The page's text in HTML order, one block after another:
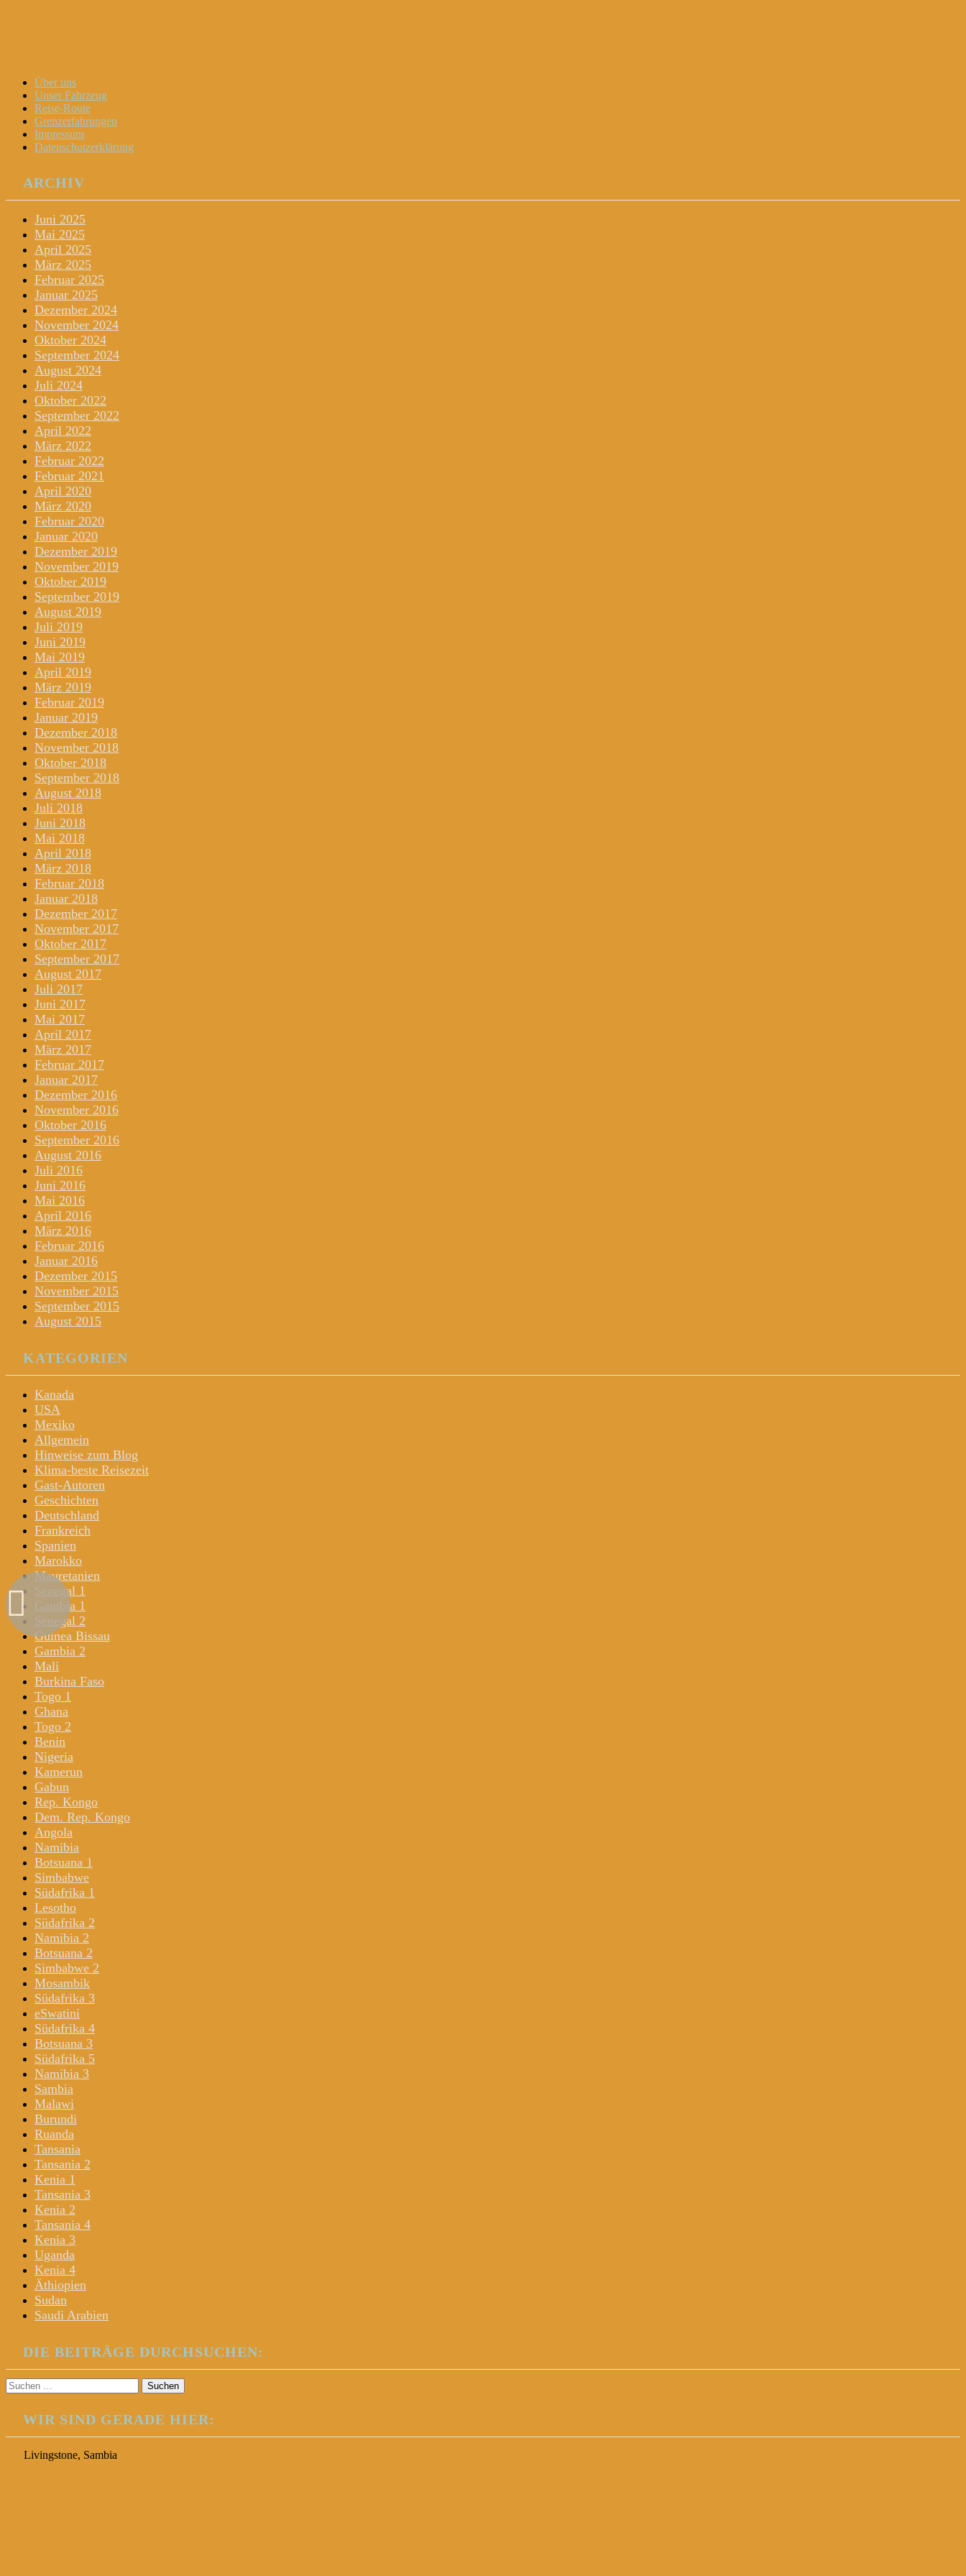
Menu
Widgets
Search
Skip
content
Über uns
Unser Fahrzeug
Reise-Route
Grenzerfahrungen
Impressum
Datenschutzerklärung
ARCHIV
Juni 2025
Mai 2025
April 2025
März 2025
Februar 2025
Januar 2025
Dezember 2024
November 2024
Oktober 2024
September 2024
August 2024
Juli 2024
Oktober 2022
September 2022
April 2022
März 2022
Februar 2022
Februar 2021
April 2020
März 2020
Februar 2020
Januar 2020
Dezember 2019
November 2019
Oktober 2019
September 2019
August 2019
Juli 2019
Juni 2019
Mai 2019
April 2019
März 2019
Februar 2019
Januar 2019
Dezember 2018
November 2018
Oktober 2018
September 2018
August 2018
Juli 2018
Juni 2018
Mai 2018
April 2018
März 2018
Februar 2018
Januar 2018
Dezember 2017
November 2017
Oktober 2017
September 2017
August 2017
Juli 2017
Juni 2017
Mai 2017
April 2017
März 2017
Februar 2017
Januar 2017
Dezember 2016
November 2016
Oktober 2016
September 2016
August 2016
Juli 2016
Juni 2016
Mai 2016
April 2016
März 2016
Februar 2016
Januar 2016
Dezember 2015
November 2015
September 2015
August 2015
KATEGORIEN
Kanada
USA
Mexiko
Allgemein
Hinweise zum Blog
Klima-beste Reisezeit
Gast-Autoren
Geschichten
Deutschland
Frankreich
Spanien
Marokko
Mauretanien
Senegal 1
Gambia 1
Senegal 2
Guinea Bissau
Gambia 2
Mali
Burkina Faso
Togo 1
Ghana
Togo 2
Benin
Nigeria
Kamerun
Gabun
Rep. Kongo
Dem. Rep. Kongo
Angola
Namibia
Botsuana 1
Simbabwe
Südafrika 1
Lesotho
Südafrika 2
Namibia 2
Botsuana 2
Simbabwe 2
Mosambik
Südafrika 3
eSwatini
Südafrika 4
Botsuana 3
Südafrika 5
Namibia 3
Sambia
Malawi
Burundi
Ruanda
Tansania
Tansania 2
Kenia 1
Tansania 3
Kenia 2
Tansania 4
Kenia 3
Uganda
Kenia 4
Äthiopien
Sudan
Saudi Arabien
DIE BEITRÄGE DURCHSUCHEN:
Suchen
nach:
WIR SIND GERADE HIER:
Livingstone, Sambia